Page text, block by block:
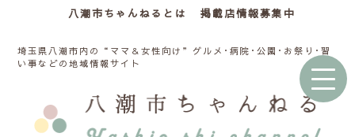
八潮市ちゃんねるとは 掲載店情報募集中
埼玉県八潮市内の“ママ＆女性向け”グルメ･病院･公園･お祭り･習
い事などの地域情報サイト